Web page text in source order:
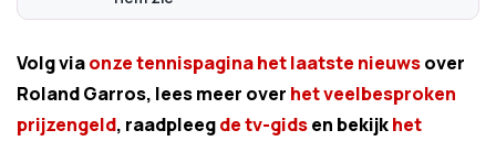
Volg viaonze tennispagina het laatste nieuwsover
Roland Garros, lees meer over het veelbesproken
prijzengeld, raadpleegde tv-gidsen bekijkhet